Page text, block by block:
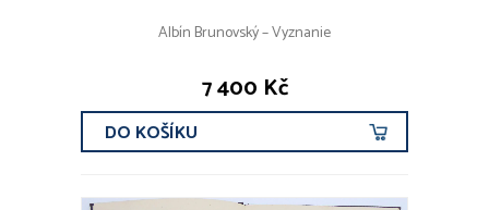
Albín Brunovský – Vyznanie
7 400 Kč
DO KOŠÍKU